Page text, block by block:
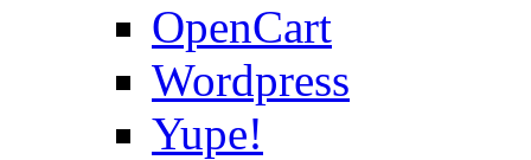
OpenCart
Wordpress
Yupe!